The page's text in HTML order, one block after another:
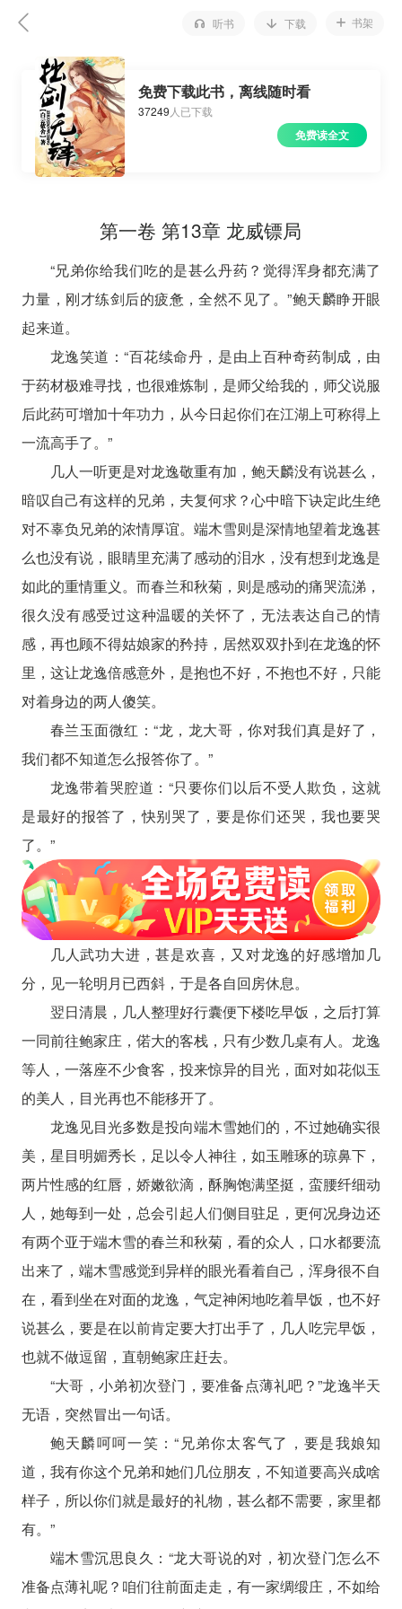
听书 下载 书架
免费下载此书，离线随时看
37249 人已下载
免费读全文
第一卷 第13章 龙威镖局
“兄弟你给我们吃的是甚么丹药？觉得浑身都充满了
力量，刚才练剑后的疲惫，全然不见了。”鲍天麟睁开眼
起来道。
龙逸笑道：“百花续命丹，是由上百种奇药制成，由
于药材极难寻找，也很难炼制，是师父给我的，师父说服
后此药可增加十年功力，从今日起你们在江湖上可称得上
一流高手了。”
几人一听更是对龙逸敬重有加，鲍天麟没有说甚么，
暗叹自己有这样的兄弟，夫复何求？心中暗下诀定此生绝
对不辜负兄弟的浓情厚谊。端木雪则是深情地望着龙逸甚
么也没有说，眼睛里充满了感动的泪水，没有想到龙逸是
如此的重情重义。而春兰和秋菊，则是感动的痛哭流涕，
很久没有感受过这种温暖的关怀了，无法表达自己的情
感，再也顾不得姑娘家的矜持，居然双双扑到在龙逸的怀
里，这让龙逸倍感意外，是抱也不好，不抱也不好，只能
对着身边的两人傻笑。
春兰玉面微红：“龙，龙大哥，你对我们真是好了，
我们都不知道怎么报答你了。”
龙逸带着哭腔道：“只要你们以后不受人欺负，这就
是最好的报答了，快别哭了，要是你们还哭，我也要哭
了。”
几人武功大进，甚是欢喜，又对龙逸的好感增加几
分，见一轮明月已西斜，于是各自回房休息。
翌日清晨，几人整理好行囊便下楼吃早饭，之后打算
一同前往鲍家庄，偌大的客栈，只有少数几桌有人。龙逸
等人，一落座不少食客，投来惊异的目光，面对如花似玉
的美人，目光再也不能移开了。
龙逸见目光多数是投向端木雪她们的，不过她确实很
美，星目明媚秀长，足以令人神往，如玉雕琢的琼鼻下，
两片性感的红唇，娇嫩欲滴，酥胸饱满坚挺，蛮腰纤细动
人，她每到一处，总会引起人们侧目驻足，更何况身边还
有两个亚于端木雪的春兰和秋菊，看的众人，口水都要流
出来了，端木雪感觉到异样的眼光看着自己，浑身很不自
在，看到坐在对面的龙逸，气定神闲地吃着早饭，也不好
说甚么，要是在以前肯定要大打出手了，几人吃完早饭，
也就不做逗留，直朝鲍家庄赶去。
“大哥，小弟初次登门，要准备点薄礼吧？”龙逸半天
无语，突然冒出一句话。
鲍天麟呵呵一笑：“兄弟你太客气了，要是我娘知
道，我有你这个兄弟和她们几位朋友，不知道要高兴成啥
样子，所以你们就是最好的礼物，甚么都不需要，家里都
有。”
端木雪沉思良久：“龙大哥说的对，初次登门怎么不
准备点薄礼呢？咱们往前面走走，有一家绸缎庄，不如给